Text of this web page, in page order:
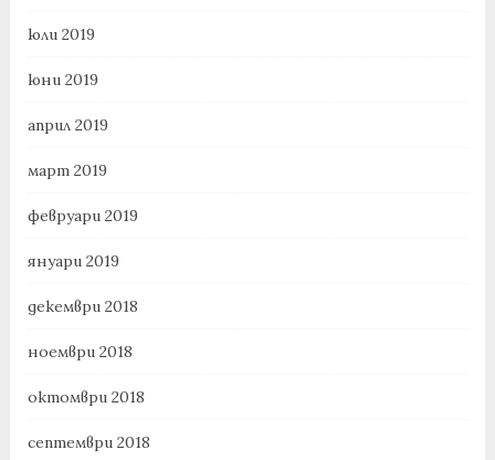
юли 2019
юни 2019
април 2019
март 2019
февруари 2019
януари 2019
декември 2018
ноември 2018
октомври 2018
септември 2018